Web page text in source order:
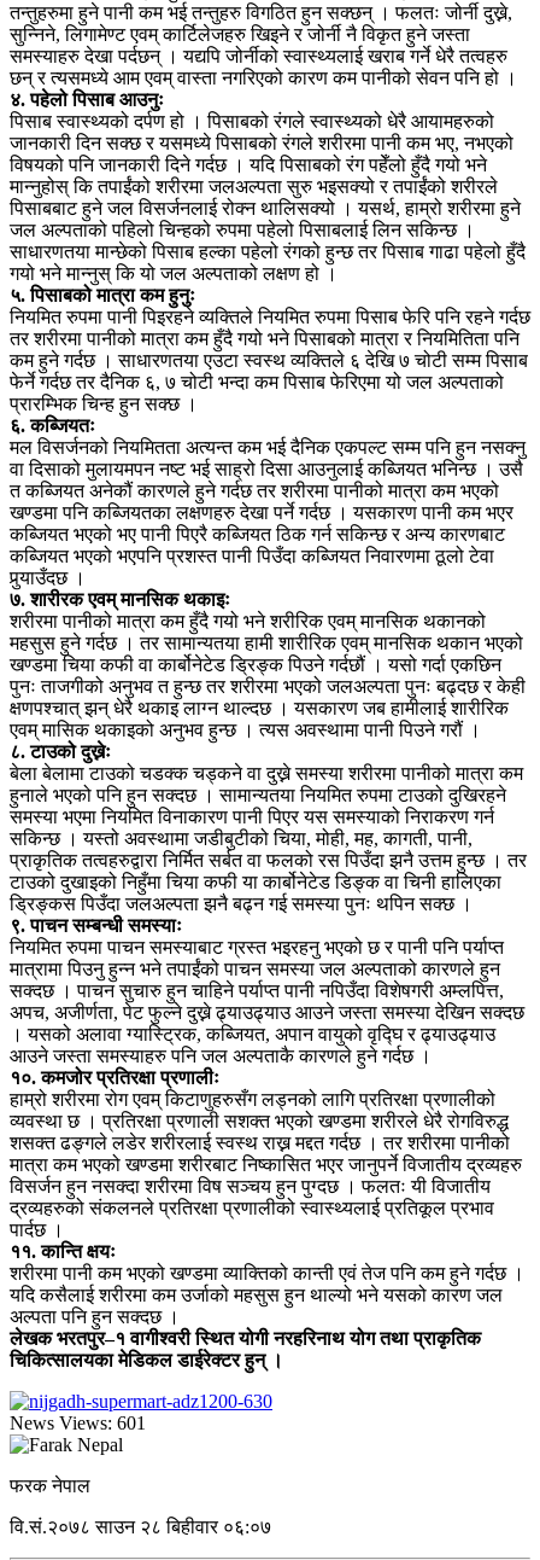
तन्तुहरुमा हुने पानी कम भई तन्तुहरु विगठित हुन सक्छन् । फलतः जोर्नी दुख्ने,
सुन्निने, लिगामेण्ट एवम् कार्टिलेजहरु खिइने र जोर्नी नै विकृत हुने जस्ता
समस्याहरु देखा पर्दछन् । यद्यपि जोर्नीको स्वास्थ्यलाई खराब गर्ने धेरै तत्वहरु
छन् र त्यसमध्ये आम एवम् वास्ता नगरिएको कारण कम पानीको सेवन पनि हो ।
४. पहेलो पिसाब आउनुः
पिसाब स्वास्थ्यको दर्पण हो । पिसाबको रंगले स्वास्थ्यको धेरै आयामहरुको
जानकारी दिन सक्छ र यसमध्ये पिसाबको रंगले शरीरमा पानी कम भए, नभएको
विषयको पनि जानकारी दिने गर्दछ । यदि पिसाबको रंग पहेँलो हुँदै गयो भने
मान्नुहोस् कि तपाईंको शरीरमा जलअल्पता सुरु भइसक्यो र तपाईंको शरीरले
पिसाबबाट हुने जल विसर्जनलाई रोक्न थालिसक्यो । यसर्थ, हाम्रो शरीरमा हुने
जल अल्पताको पहिलो चिन्हको रुपमा पहेलो पिसाबलाई लिन सकिन्छ ।
साधारणतया मान्छेको पिसाब हल्का पहेलो रंगको हुन्छ तर पिसाब गाढा पहेलो हुँदै
गयो भने मान्नुस् कि यो जल अल्पताको लक्षण हो ।
५. पिसाबको मात्रा कम हुनुः
नियमित रुपमा पानी पिइरहने व्यक्तिले नियमित रुपमा पिसाब फेरि पनि रहने गर्दछ
तर शरीरमा पानीको मात्रा कम हुँदै गयो भने पिसाबको मात्रा र नियमितिता पनि
कम हुने गर्दछ । साधारणतया एउटा स्वस्थ व्यक्तिले ६ देखि ७ चोटी सम्म पिसाब
फेर्ने गर्दछ तर दैनिक ६, ७ चोटी भन्दा कम पिसाब फेरिएमा यो जल अल्पताको
प्रारम्भिक चिन्ह हुन सक्छ ।
६. कब्जियतः
मल विसर्जनको नियमितता अत्यन्त कम भई दैनिक एकपल्ट सम्म पनि हुन नसक्नु
वा दिसाको मुलायमपन नष्ट भई साह्रो दिसा आउनुलाई कब्जियत भनिन्छ । उसै
त कब्जियत अनेकौं कारणले हुने गर्दछ तर शरीरमा पानीको मात्रा कम भएको
खण्डमा पनि कब्जियतका लक्षणहरु देखा पर्ने गर्दछ । यसकारण पानी कम भएर
कब्जियत भएको भए पानी पिएरै कब्जियत ठिक गर्न सकिन्छ र अन्य कारणबाट
कब्जियत भएको भएपनि प्रशस्त पानी पिउँदा कब्जियत निवारणमा ठूलो टेवा
पुर्‍याउँदछ ।
७. शारीरक एवम् मानसिक थकाइः
शरीरमा पानीको मात्रा कम हुँदै गयो भने शरीरिक एवम् मानसिक थकानको
महसुस हुने गर्दछ । तर सामान्यतया हामी शारीरिक एवम् मानसिक थकान भएको
खण्डमा चिया कफी वा कार्बोनेटेड ड्रिङ्क पिउने गर्दछौं । यसो गर्दा एकछिन
पुनः ताजगीको अनुभव त हुन्छ तर शरीरमा भएको जलअल्पता पुनः बढ्दछ र केही
क्षणपश्चात् झन् धेरै थकाइ लाग्न थाल्दछ । यसकारण जब हामीलाई शारीरिक
एवम् मासिक थकाइको अनुभव हुन्छ । त्यस अवस्थामा पानी पिउने गरौं ।
८. टाउको दुख्नेः
बेला बेलामा टाउको चडक्क चड्कने वा दुख्ने समस्या शरीरमा पानीको मात्रा कम
हुनाले भएको पनि हुन सक्दछ । सामान्यतया नियमित रुपमा टाउको दुखिरहने
समस्या भएमा नियमित विनाकारण पानी पिएर यस समस्याको निराकरण गर्न
सकिन्छ । यस्तो अवस्थामा जडीबुटीको चिया, मोही, मह, कागती, पानी,
प्राकृतिक तत्वहरुद्वारा निर्मित सर्बत वा फलको रस पिउँदा झनै उत्तम हुन्छ । तर
टाउको दुखाइको निहुँमा चिया कफी या कार्बोनेटेड डिङ्क वा चिनी हालिएका
ड्रिङ्कस पिउँदा जलअल्पता झनै बढ्न गई समस्या पुनः थपिन सक्छ ।
९. पाचन सम्बन्धी समस्याः
नियमित रुपमा पाचन समस्याबाट ग्रस्त भइरहनु भएको छ र पानी पनि पर्याप्त
मात्रामा पिउनु हुन्न भने तपाईंको पाचन समस्या जल अल्पताको कारणले हुन
सक्दछ । पाचन सुचारु हुन चाहिने पर्याप्त पानी नपिउँदा विशेषगरी अम्लपित्त,
अपच, अजीर्णता, पेट फुल्ने दुख्ने ढ्याउढ्याउ आउने जस्ता समस्या देखिन सक्दछ
। यसको अलावा ग्यास्ट्रिक, कब्जियत, अपान वायुको वृद्घि र ढ्याउढ्याउ
आउने जस्ता समस्याहरु पनि जल अल्पताकै कारणले हुने गर्दछ ।
१०. कमजोर प्रतिरक्षा प्रणालीः
हाम्रो शरीरमा रोग एवम् किटाणुहरुसँग लड्नको लागि प्रतिरक्षा प्रणालीको
व्यवस्था छ । प्रतिरक्षा प्रणाली सशक्त भएको खण्डमा शरीरले धेरै रोगविरुद्ध
शसक्त ढङ्गले लडेर शरीरलाई स्वस्थ राख्न मद्दत गर्दछ । तर शरीरमा पानीको
मात्रा कम भएको खण्डमा शरीरबाट निष्कासित भएर जानुपर्ने विजातीय द्रव्यहरु
विसर्जन हुन नसक्दा शरीरमा विष सञ्चय हुन पुग्दछ । फलतः यी विजातीय
द्रव्यहरुको संकलनले प्रतिरक्षा प्रणालीको स्वास्थ्यलाई प्रतिकूल प्रभाव
पार्दछ ।
११. कान्ति क्षयः
शरीरमा पानी कम भएको खण्डमा व्याक्तिको कान्ती एवं तेज पनि कम हुने गर्दछ ।
यदि कसैलाई शरीरमा कम उर्जाको महसुस हुन थाल्यो भने यसको कारण जल
अल्पता पनि हुन सक्दछ ।
लेखक भरतपुर–१ वागीश्वरी स्थित योगी नरहरिनाथ योग तथा प्राकृतिक
चिकित्सालयका मेडिकल डाईरेक्टर हुन् ।
News Views: 601
फरक नेपाल
वि.सं.२०७८ साउन २८ बिहीवार ०६:०७